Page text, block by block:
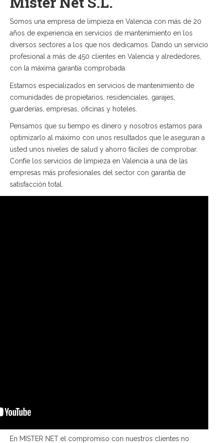
Somos una empresa de limpieza en Valencia con más de 20
años de experiencia en servicios de mantenimiento en los
diversos sectores a los que nos dedicamos. Dando un servicio
profesional a más de 450 clientes en Valencia y alrededores,
con la máxima garantía comprobada.
Estamos especializados en servicios de mantenimiento de
comunidades de propietarios, residenciales, garajes,
guarderías, empresas, oficinas y hoteles.
Pensamos que su tiempo es dinero y nosotros estamos para
optimizarlo al máximo con unos resultados que le aseguran a
usted unos niveles de salud y ahorro fáciles de comprobar.
Confíe los servicios de limpieza en Valencia a una de las
empresas más profesionales del sector con garantía de
satisfacción total.
En MISTER NET el compromiso con nuestros clientes no